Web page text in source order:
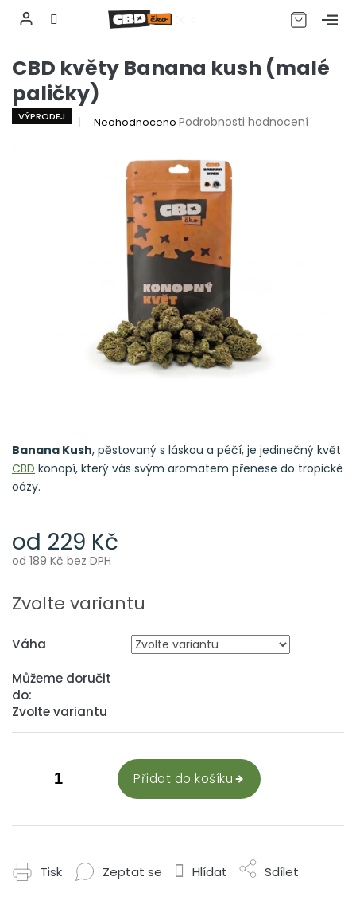
na
CZK
CBD květy Banana kush (malé
paličky)
VÝPRODEJ
Průměrné
hvězdiček.
Neohodnoceno Podrobnosti hodnocení
od 229 Kč
od 189 Kč bez DPH
cena:
Zvolte variantu
Váha
Můžeme doručit
do:
Zvolte variantu
Přidat do košíku
Banana Kush, pěstovaný s láskou a péčí, je jedinečný květ
CBD konopí, který vás svým aromatem přenese do tropické
oázy.
Tisk Zeptat se Hlídat Sdílet